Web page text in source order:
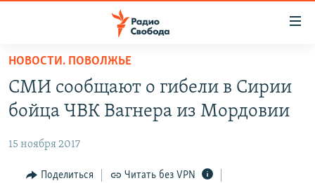
упрощенного
доступа
Вернуться
основному
Вернутся
ПОДКАСТЫ
ЦИТАТЫ СВОБОДЫ
МНЕНИЯ
НОВОСТИ. ПОВОЛЖЬЕ
СМИ сообщают о гибели в Сирии
бойца ЧВК Вагнера из Мордовии
15 ноября 2017
Поделиться Читать без VPN